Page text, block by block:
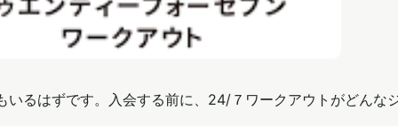
るはずです。入会する前に、24/７ワークアウトがどんな